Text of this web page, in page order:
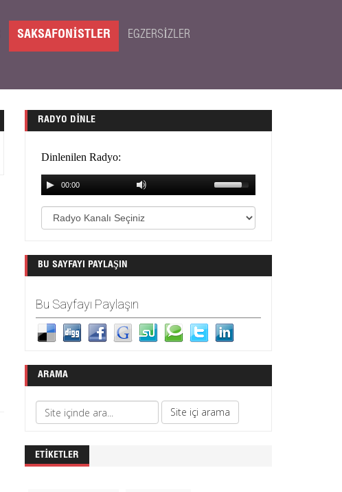
SAKSAFONISTLER EGZERSIZLER
RADYO DINLE
BU SAYFAYI PAYLAŞIN
Bu Sayfayı Paylaşın
ARAMA
ETIKETLER